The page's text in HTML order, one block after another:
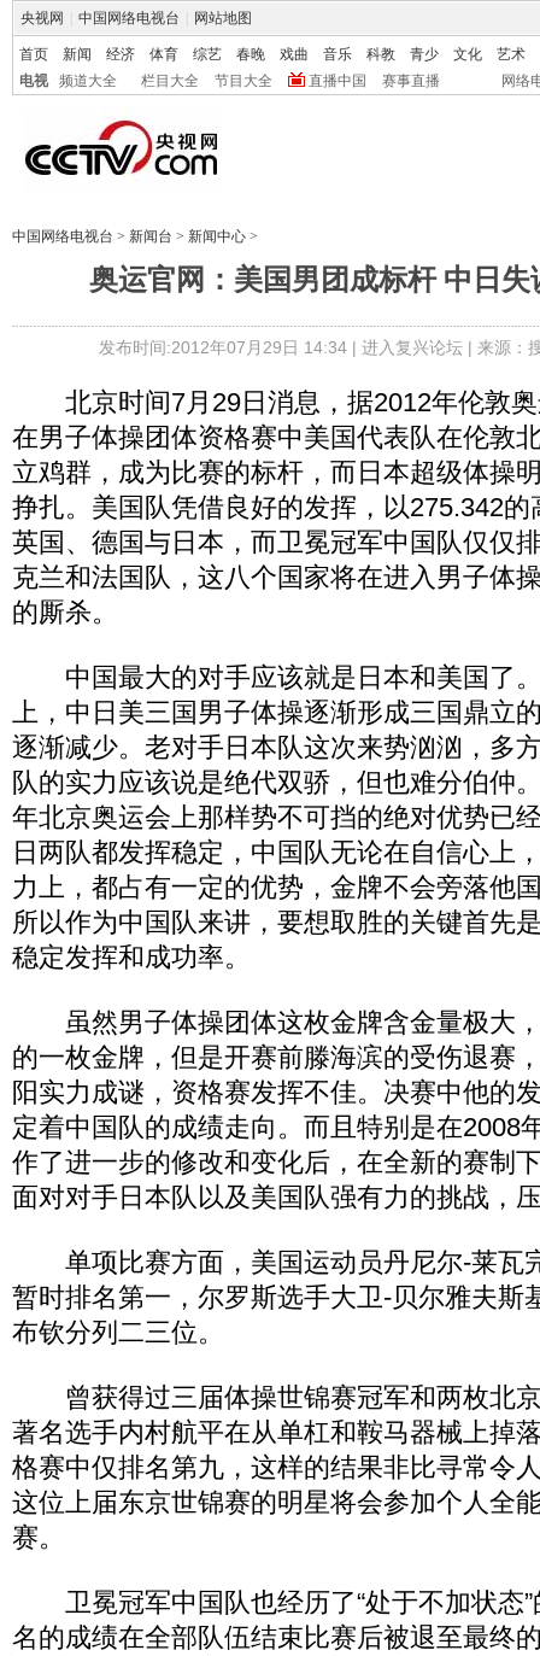
央视网 中国网络电视台 网站地图
首页 新闻 经济 体育 综艺 春晚 戏曲 音乐 科教 青少 文化
艺术
电视
频道大全 栏目大全 节目大全 直播中国 赛事直播 网络
中国网络电视台 > 新闻台 > 新闻中心 >
奥运官网：美国男团成标杆 中日失
发布时间:2012年07月29日 14:34 | 进入复兴论坛| 来源：
北京时间7月29日消息，据2012年伦敦奥
在男子体操团体资格赛中美国代表队在伦敦
立鸡群，成为比赛的标杆，而日本超级体操
挣扎。美国队凭借良好的发挥，以275.342
英国、德国与日本，而卫冕冠军中国队仅仅
克兰和法国队，这八个国家将在进入男子体
的厮杀。
中国最大的对手应该就是日本和美国了
上，中日美三国男子体操逐渐形成三国鼎立
逐渐减少。老对手日本队这次来势汹汹，多
队的实力应该说是绝代双骄，但也难分伯仲
年北京奥运会上那样势不可挡的绝对优势已
日两队都发挥稳定，中国队无论在自信心上
力上，都占有一定的优势，金牌不会旁落他
所以作为中国队来讲，要想取胜的关键首先
稳定发挥和成功率。
虽然男子体操团体这枚金牌含金量极大
的一枚金牌，但是开赛前滕海滨的受伤退赛
阳实力成谜，资格赛发挥不佳。决赛中他的
定着中国队的成绩走向。而且特别是在2008
作了进一步的修改和变化后，在全新的赛制
面对对手日本队以及美国队强有力的挑战，
单项比赛方面，美国运动员丹尼尔-莱瓦
暂时排名第一，尔罗斯选手大卫-贝尔雅夫斯
布钦分列二三位。
曾获得过三届体操世锦赛冠军和两枚北
著名选手内村航平在从单杠和鞍马器械上掉
格赛中仅排名第九，这样的结果非比寻常令
这位上届东京世锦赛的明星将会参加个人全
赛。
卫冕冠军中国队也经历了“处于不加状态”
名的成绩在全部队伍结束比赛后被退至最终